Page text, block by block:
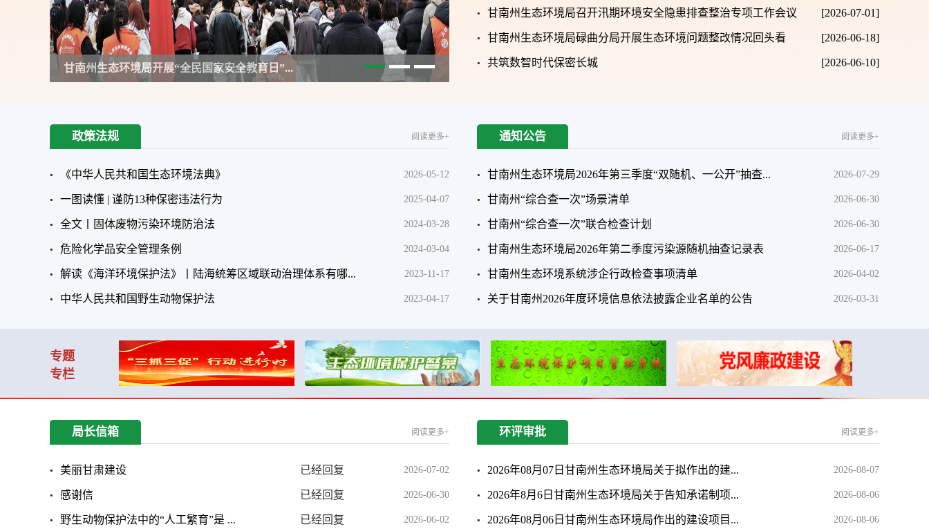
甘南州生态环境局开展“全民国家安全教育日”...
[2026-07-01]
甘南州生态环境局召开汛期环境安全隐患排查整治专项工作会议
[2026-06-18]
甘南州生态环境局碌曲分局开展生态环境问题整改情况回头看
[2026-06-10]
共筑数智时代保密长城
政策法规 阅读更多+
《中华人民共和国生态环境法典》 2026-05-12
一图读懂 | 谨防13种保密违法行为 2025-04-07
全文丨固体废物污染环境防治法 2024-03-28
危险化学品安全管理条例 2024-03-04
解读《海洋环境保护法》丨陆海统筹区域联动治理体系有哪... 2023-11-17
中华人民共和国野生动物保护法 2023-04-17
通知公告 阅读更多+
甘南州生态环境局2026年第三季度“双随机、一公开”抽查... 2026-07-29
甘南州“综合查一次”场景清单 2026-06-30
甘南州“综合查一次”联合检查计划 2026-06-30
甘南州生态环境局2026年第二季度污染源随机抽查记录表 2026-06-17
甘南州生态环境系统涉企行政检查事项清单 2026-04-02
关于甘南州2026年度环境信息依法披露企业名单的公告 2026-03-31
专题
专栏
局长信箱 阅读更多+
美丽甘肃建设 2026-07-02
已经回复
感谢信 2026-06-30
已经回复
野生动物保护法中的“人工繁育”是 ... 2026-06-02
已经回复
环评审批 阅读更多+
2026年08月07日甘南州生态环境局关于拟作出的建... 2026-08-07
2026年8月6日甘南州生态环境局关于告知承诺制项... 2026-08-06
2026年08月06日甘南州生态环境局作出的建设项目... 2026-08-06